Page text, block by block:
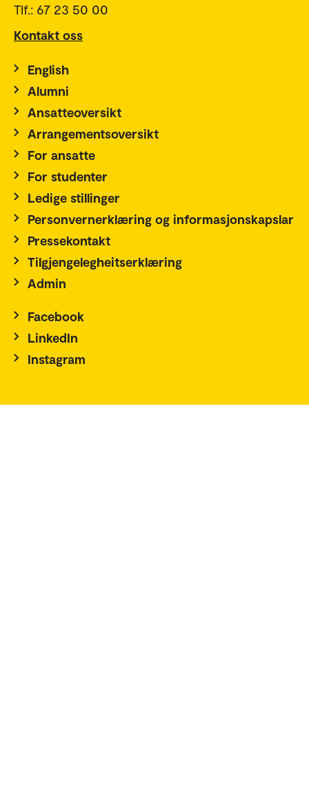
Tlf.: 67 23 50 00
Kontakt oss
English
Alumni
Ansatteoversikt
Arrangementsoversikt
For ansatte
For studenter
Ledige stillinger
Personvernerklæring og informasjonskapslar
Pressekontakt
Tilgjengelegheitserklæring
Admin
Facebook
LinkedIn
Instagram